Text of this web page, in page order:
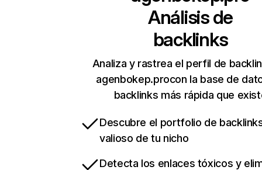
Análisis de
backlinks
Analiza y rastrea el perfil de
agenbokep.procon la base de
backlinks más rápida que
Descubre el portfolio de
valioso de tu nicho
Detecta los enlaces tóxicos y